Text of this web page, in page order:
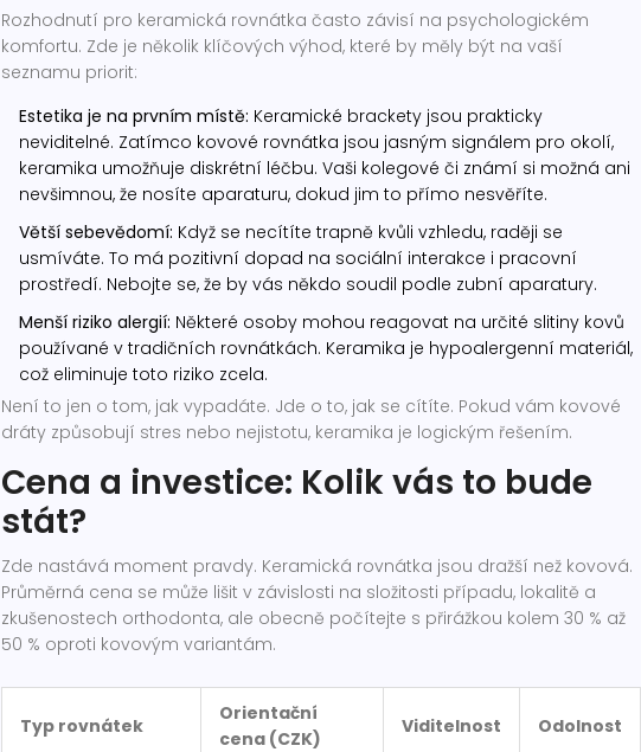
Rozhodnutí pro keramická rovnátka často závisí na psychologickém
komfortu. Zde je několik klíčových výhod, které by měly být na vaší
seznamu priorit:
Estetika je na prvním místě: Keramické brackety jsou prakticky
neviditelné. Zatímco kovové rovnátka jsou jasným signálem pro okolí,
keramika umožňuje diskrétní léčbu. Vaši kolegové či známí si možná ani
nevšimnou, že nosíte aparaturu, dokud jim to přímo nesvěříte.
Větší sebevědomí: Když se necítíte trapně kvůli vzhledu, raději se
usmíváte. To má pozitivní dopad na sociální interakce i pracovní
prostředí. Nebojte se, že by vás někdo soudil podle zubní aparatury.
Menší riziko alergií: Některé osoby mohou reagovat na určité slitiny kovů
používané v tradičních rovnátkách. Keramika je hypoalergenní materiál,
což eliminuje toto riziko zcela.
Není to jen o tom, jak vypadáte. Jde o to, jak se cítíte. Pokud vám kovové
dráty způsobují stres nebo nejistotu, keramika je logickým řešením.
Cena a investice: Kolik vás to bude
stát?
Zde nastává moment pravdy. Keramická rovnátka jsou dražší než kovová.
Průměrná cena se může lišit v závislosti na složitosti případu, lokalitě a
zkušenostech orthodonta, ale obecně počítejte s přirážkou kolem 30 % až
50 % oproti kovovým variantám.
Typ rovnátek
Orientační
cena (CZK)
Viditelnost Odolnost